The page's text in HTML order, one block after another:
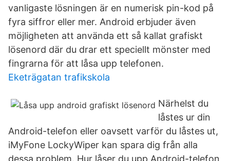
vanligaste lösningen är en numerisk pin-kod på
fyra siffror eller mer. Android erbjuder även
möjligheten att använda ett så kallat grafiskt
lösenord där du drar ett speciellt mönster med
fingrarna för att låsa upp telefonen.
Eketrägatan trafikskola
Närhelst du
låstes ur din
Android-telefon eller oavsett varför du låstes ut,
iMyFone LockyWiper kan spara dig från alla
dessa problem. Hur låser du upp Android-telefon